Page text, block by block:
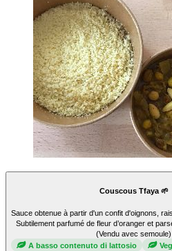
Couscous Tfaya 🌱
Sauce obtenue à partir d'un confit d'oignons,
Subtilement parfumé de fleur d’oranger et
(Vendu avec semoule)
A basso contenuto di lattosio